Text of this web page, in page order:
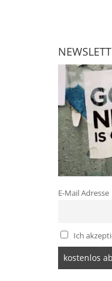
E-Mail Adresse
Ich